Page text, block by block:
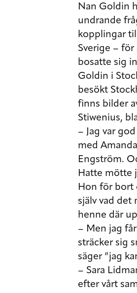
Nan Goldin
undrande
kopplingar
Sverige –
bosatte sig
Goldin i
besökt
finns bilder
Stiwenius,
– Jag var
med
Engström.
Hatte mötte
Hon för bort
själv vad det
henne där
– Men jag
sträcker sig
säger ”jag
– Sara
efter vårt